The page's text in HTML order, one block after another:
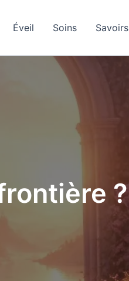
Éveil Soins Savoirs
?